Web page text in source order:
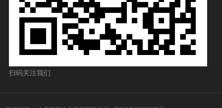
扫码关注我们